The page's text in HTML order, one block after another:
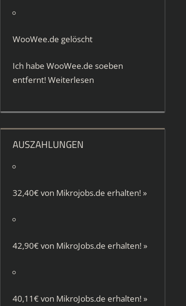
WooWee.de gelöscht
Ich habe WooWee.de soeben
entfernt!Weiterlesen
AUSZAHLUNGEN
32,40€ von Mikrojobs.de erhalten! »
42,90€ von MikroJobs.de erhalten! »
40,11€ von MikroJobs.de erhalten! »